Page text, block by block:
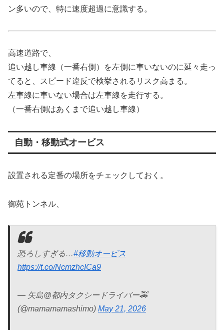
ン多いので、特に速度超過に意識する。
高速道路で、
追い越し車線（一番右側）を左側に車いないのに延々走っ
てると、スピード違反で検挙されるリスク高まる。
左車線に車いない場合は左車線を走行する。
（一番右側はあくまで追い越し車線）
自動・移動式オービス
設置される定番の場所をチェックしておく。
御苑トンネル、
恐ろしすぎる…#移動オービス
https://t.co/NcmzhcICa9
— 矢島@都内タクシードライバー🚕
(@mamamamashimo) May 21, 2026